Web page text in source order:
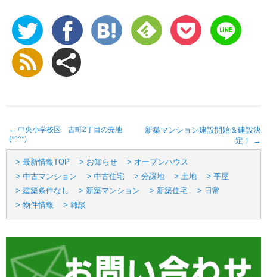
← 中央小学校区 古町2丁目の売地
(*^^*)
新築マンション建設開始＆建設決
定！
→
> 最新情報TOP > お知らせ
> オープンハウス
> 中古マンション
> 中古住宅 > 分譲地 > 土地
> 平屋
> 建築条件なし
> 新築マンション > 新築住宅
> 日常
> 物件情報
> 雑談